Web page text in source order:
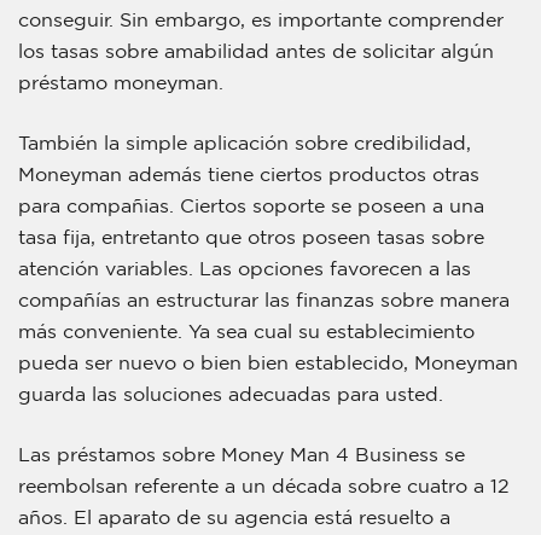
conseguir. Sin embargo, es importante comprender
los tasas sobre amabilidad antes de solicitar algún
préstamo moneyman.
También la simple aplicación sobre credibilidad,
Moneyman además tiene ciertos productos otras
para compañias. Ciertos soporte se poseen a una
tasa fija, entretanto que otros poseen tasas sobre
atención variables. Las opciones favorecen a las
compañías an estructurar las finanzas sobre manera
más conveniente. Ya sea cual su establecimiento
pueda ser nuevo o bien bien establecido, Moneyman
guarda las soluciones adecuadas para usted.
Las préstamos sobre Money Man 4 Business se
reembolsan referente a un década sobre cuatro a 12
años. El aparato de su agencia está resuelto a